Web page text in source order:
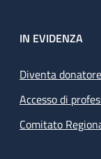
IN EVIDENZA
Diventa
Accesso di
Comitato